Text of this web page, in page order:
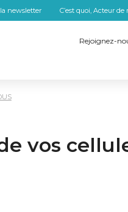
newsletter C’est quoi, Acteur de
Schuman
Rejoignez-
vos